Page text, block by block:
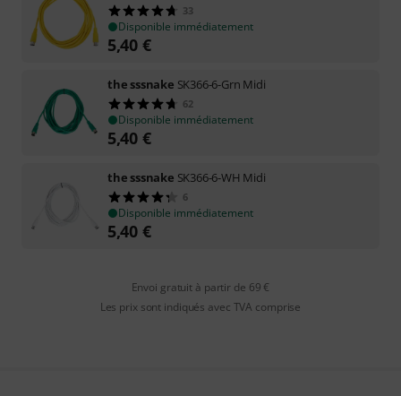
33
Disponible immédiatement
5,40 €
the sssnake SK366-6-Grn Midi
62
Disponible immédiatement
5,40 €
the sssnake SK366-6-WH Midi
6
Disponible immédiatement
5,40 €
Envoi gratuit à partir de 69 €
Les prix sont indiqués avec TVA comprise